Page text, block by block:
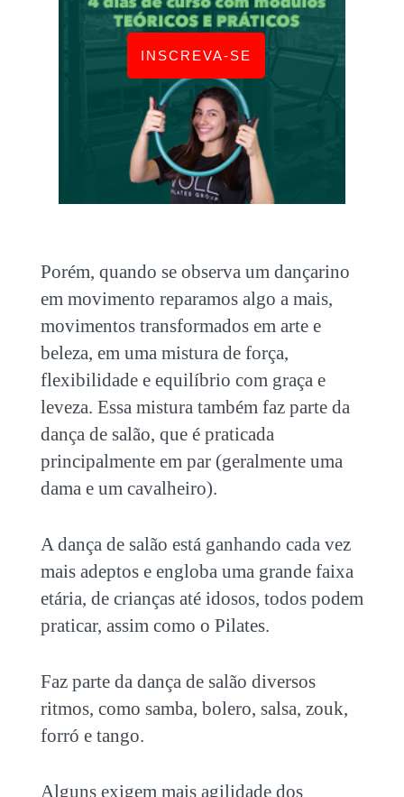
INSCREVA-SE
Porém, quando se observa um dançarino
em movimento reparamos algo a mais,
movimentos transformados em arte e
beleza, em uma mistura de força,
flexibilidade e equilíbrio com graça e
leveza. Essa mistura também faz parte da
dança de salão, que é praticada
principalmente em par (geralmente uma
dama e um cavalheiro).
A dança de salão está ganhando cada vez
mais adeptos e engloba uma grande faixa
etária, de crianças até idosos, todos podem
praticar, assim como o Pilates.
Faz parte da dança de salão diversos
ritmos, como samba, bolero, salsa, zouk,
forró e tango.
Alguns exigem mais agilidade dos